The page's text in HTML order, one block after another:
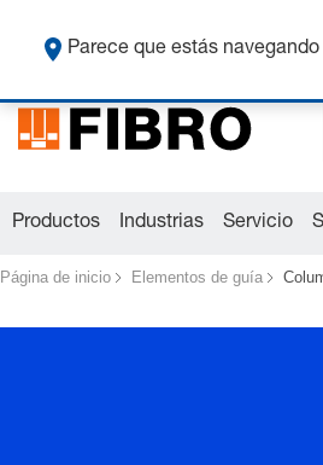
Productos Industrias Servicio
Página de inicio Elementos de guía
Parece que estás